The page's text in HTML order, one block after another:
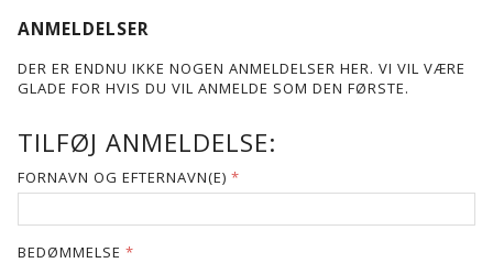
ANMELDELSER
DER ER ENDNU IKKE NOGEN ANMELDELSER HER. VI VIL VÆRE
GLADE FOR HVIS DU VIL ANMELDE SOM DEN FØRSTE.
TILFØJ ANMELDELSE:
FORNAVN OG EFTERNAVN(E)
BEDØMMELSE